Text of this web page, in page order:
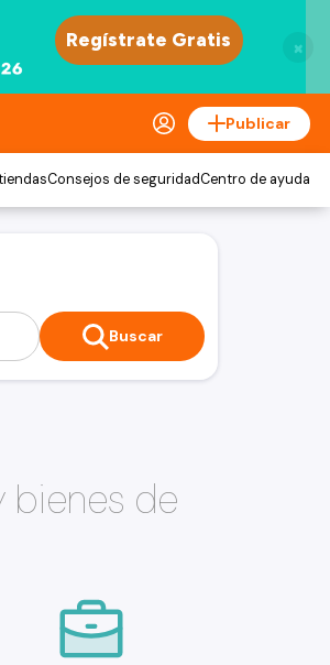
×
Publicar
Consejos de seguridadCentro de ayuda
Buscar
bienes de